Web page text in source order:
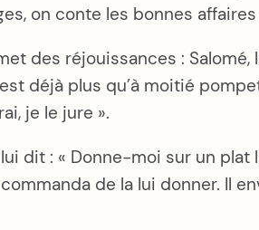
on conte les bonnes
des réjouissances :
déjà plus qu’à moitié
je le jure ».
dit : « Donne-moi sur un
de la lui donner. Il